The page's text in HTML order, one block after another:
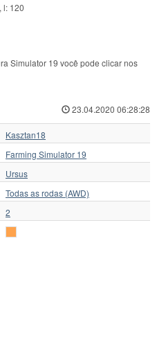
l: 120
Simulator 19 você pode clicar nos
23.04.2020 06:28:28
Kasztan18
Farming Simulator 19
Ursus
Todas as rodas (AWD)
2